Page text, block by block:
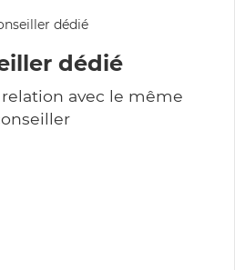
dédié
avec le même